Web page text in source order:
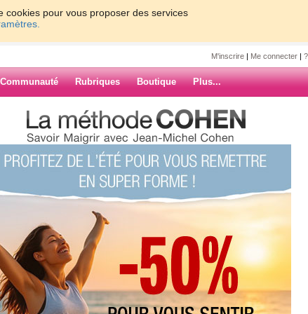
cookies pour vous proposer des services
M'inscrire | Me connecter |
Communauté Rubriques Boutique Plus...
IS A POWER RELAY, Surface
Relays,
relays
Power Relay
ARCHIVES